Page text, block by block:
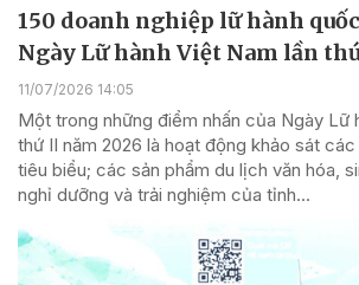
150 doanh nghiệp lữ hành
Ngày Lữ hành Việt Nam lần
11/07/2026 14:05
Một trong những điểm nhấn của Ngày Lữ
thứ II năm 2026 là hoạt động khảo sát
tiêu biểu; các sản phẩm du lịch văn hóa,
nghỉ dưỡng và trải nghiệm của tỉnh...